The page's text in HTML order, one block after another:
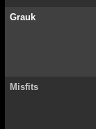
Grauk
Misfits